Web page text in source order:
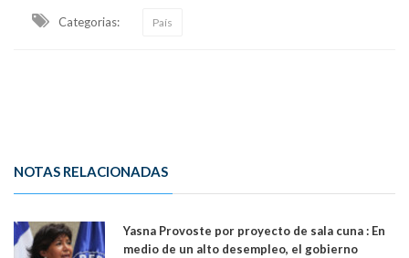
Categorias: País
NOTAS RELACIONADAS
Yasna Provoste por proyecto de sala cuna : En
medio de un alto desempleo, el gobierno